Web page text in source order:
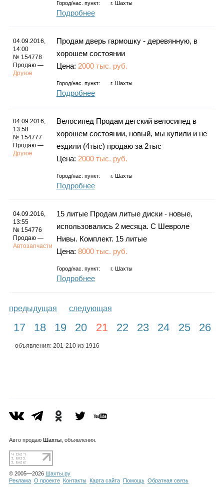
Город/нас. пункт: г. Шахты
Подробнее
04.09.2016,
14:00
№ 154778
Продаю —
Другое
Продам дверь гармошку - деревянную, в
хорошем состоянии
Цена: 2000 тыс. руб.
Город/нас. пункт: г. Шахты
Подробнее
04.09.2016,
13:58
№ 154777
Продаю —
Другое
Велосипед Продам детский велосипед в
хорошем состоянии, новый, мы купили и не
ездили (4тыс) продаю за 2тыс
Цена: 2000 тыс. руб.
Город/нас. пункт: г. Шахты
Подробнее
04.09.2016,
13:55
№ 154776
Продаю —
Автозапчасти
15 литые Продам литые диски - новые,
использовались 2 месяца. С Шевроле
Нивы. Комплект. 15 литые
Цена: 8000 тыс. руб.
Город/нас. пункт: г. Шахты
Подробнее
предыдущая следующая
17 18 19 20 21 22 23 24 25 26
объявления: 201-210 из 1916
Авто продаю Шахты, объявления.
© 2005—2026
Шахты.ру
Реклама О проекте Контакты Карта сайта Помощь Обратная связь